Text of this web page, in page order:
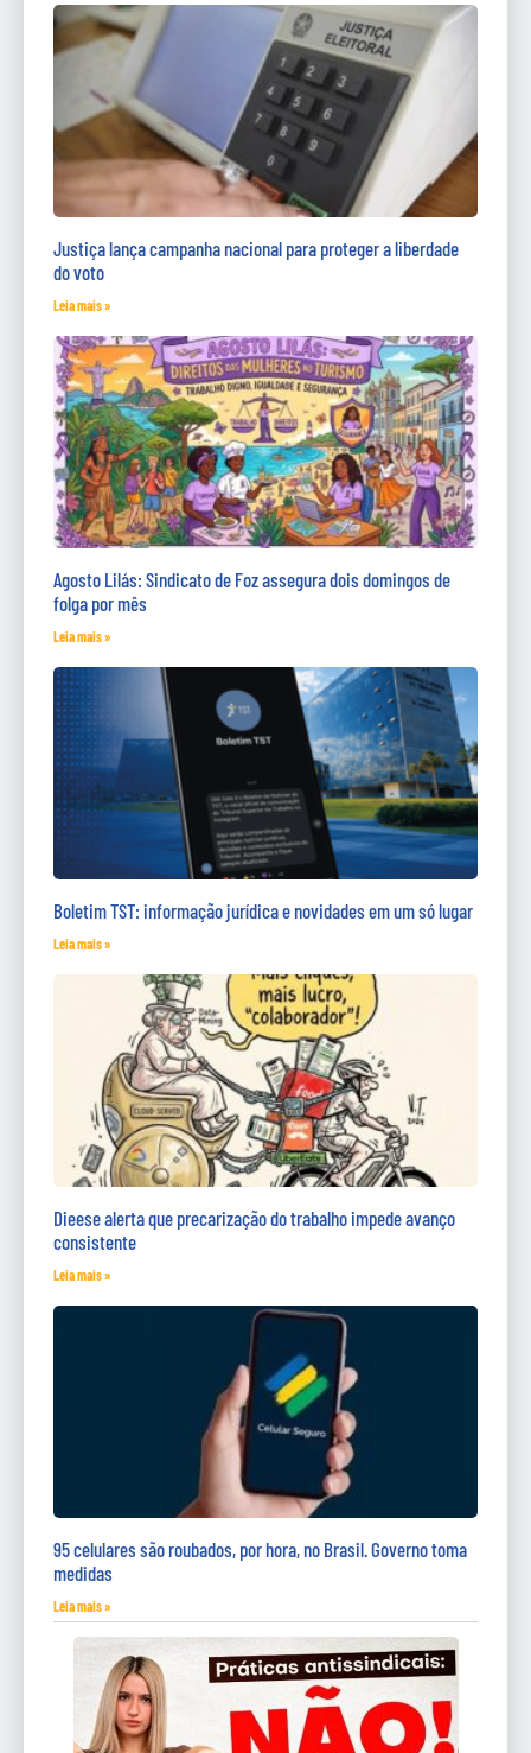
Justiça lança campanha nacional para proteger a liberdade
do voto
Leia mais »
Agosto Lilás: Sindicato de Foz assegura dois domingos de
folga por mês
Leia mais »
Boletim TST: informação jurídica e novidades em um só lugar
Leia mais »
Dieese alerta que precarização do trabalho impede avanço
consistente
Leia mais »
95 celulares são roubados, por hora, no Brasil. Governo toma
medidas
Leia mais »